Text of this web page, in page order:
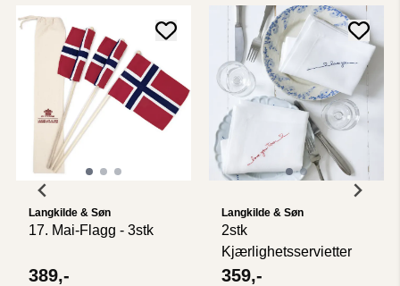
mulige
Langkilde & Søn
17. Mai-Flagg - 3stk
389,-
Langkilde & Søn
2stk
Kjærlighetsservietter
359,-